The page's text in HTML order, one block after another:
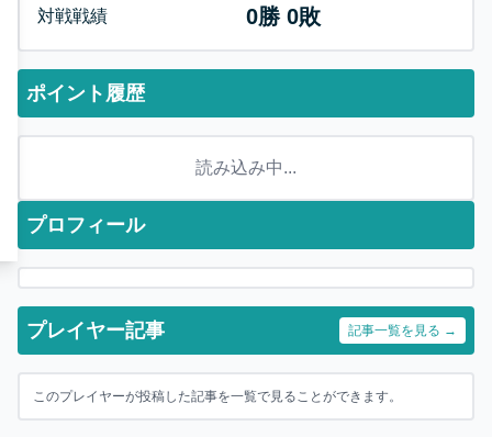
対戦戦績 0勝 0敗
ポイント履歴
読み込み中...
プロフィール
プレイヤー記事 記事一覧を見る →
このプレイヤーが投稿した記事を一覧で見ることができます。